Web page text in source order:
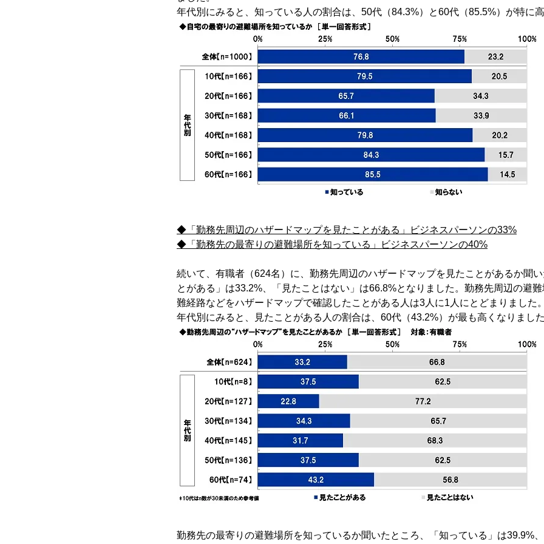
年代別にみると、知っている人の割合は、50代（84.3%）と60代（85.5%）が特に高
◆「勤務先周辺のハザードマップを見たことがある」ビジネスパーソンの33%
◆「勤務先の最寄りの避難場所を知っている」ビジネスパーソンの40%
続いて、有職者（624名）に、勤務先周辺のハザードマップを見たことがあるか聞
とがある」は33.2%、「見たことはない」は66.8%となりました。勤務先周辺の避
難経路などをハザードマップで確認したことがある人は3人に1人にとどまりました。
年代別にみると、見たことがある人の割合は、60代（43.2%）が最も高くなりました
勤務先の最寄りの避難場所を知っているか聞いたところ、「知っている」は39.9%